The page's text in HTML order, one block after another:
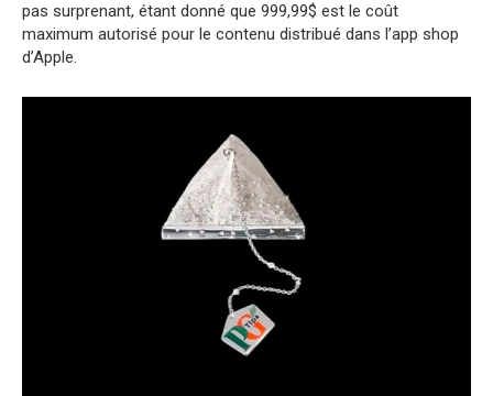
pas surprenant, étant donné que 999,99$ est le coût
maximum autorisé pour le contenu distribué dans l’app shop
d’Apple.